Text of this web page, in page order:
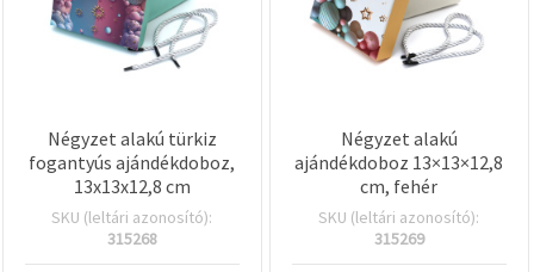
Négyzet alakú türkiz
fogantyús ajándékdoboz,
13x13x12,8 cm
SKU (leltári azonosító):
315268
Négyzet alakú
ajándékdoboz 13×13×12,8
cm, fehér
SKU (leltári azonosító):
315269